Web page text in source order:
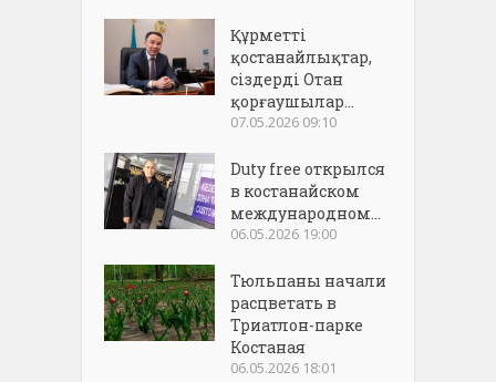
Құрметті
қостанайлықтар,
сіздерді Отан
қорғаушылар...
07.05.2026 09:10
Duty free открылся
в костанайском
международном...
06.05.2026 19:00
Тюльпаны начали
расцветать в
Триатлон-парке
Костаная
06.05.2026 18:01